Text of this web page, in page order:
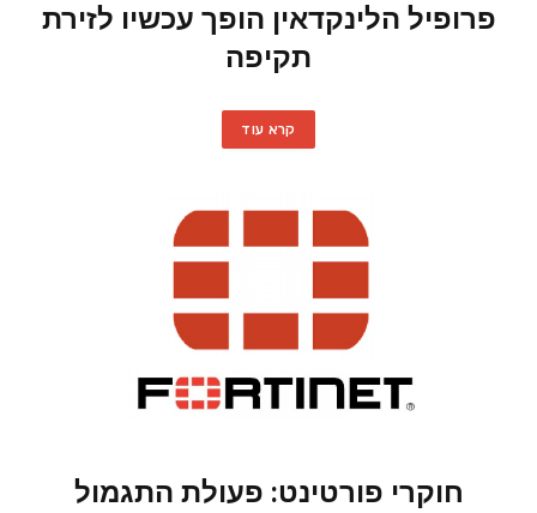
פרופיל הלינקדאין הופך עכשיו לזירת
תקיפה
קרא עוד
חוקרי פורטינט: פעולת התגמול